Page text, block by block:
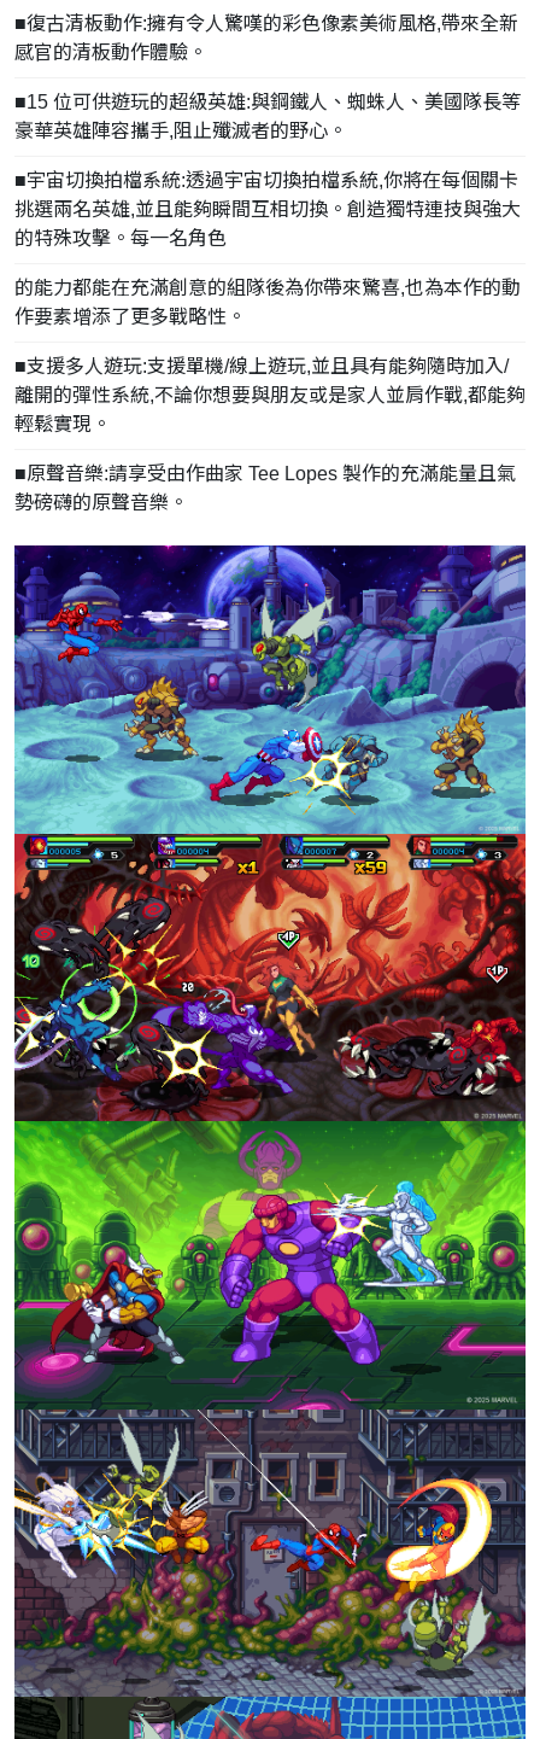
■復古清板動作:擁有令人驚嘆的彩色像素美術風格,帶來全新
感官的清板動作體驗。
■15 位可供遊玩的超級英雄:與鋼鐵人、蜘蛛人、美國隊長等
豪華英雄陣容攜手,阻止殲滅者的野心。
■宇宙切換拍檔系統:透過宇宙切換拍檔系統,你將在每個關卡
挑選兩名英雄,並且能夠瞬間互相切換。創造獨特連技與強大
的特殊攻擊。每一名角色
的能力都能在充滿創意的組隊後為你帶來驚喜,也為本作的動
作要素增添了更多戰略性。
■支援多人遊玩:支援單機/線上遊玩,並且具有能夠隨時加入/
離開的彈性系統,不論你想要與朋友或是家人並肩作戰,都能夠
輕鬆實現。
■原聲音樂:請享受由作曲家 Tee Lopes 製作的充滿能量且氣
勢磅礴的原聲音樂。